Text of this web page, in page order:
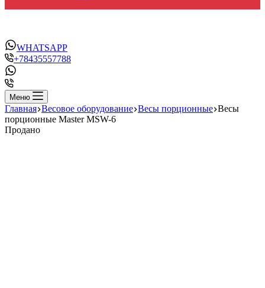
WHATSAPP
+78435557788
Меню
Главная Весовое оборудование Весы порционные Весы
порционные Master MSW-6
Продано